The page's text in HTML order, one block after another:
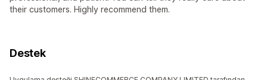
their customers. Highly recommend them.
Destek